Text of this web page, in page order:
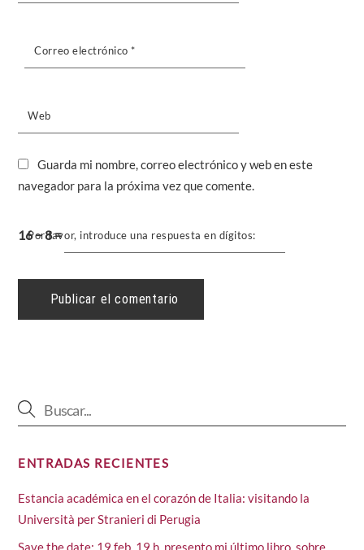
Correo electrónico *
Web
Guarda mi nombre, correo electrónico y web en este
navegador para la próxima vez que comente.
Por favor, introduce una respuesta en dígitos:
16 − 8 =
ENTRADAS RECIENTES
Estancia académica en el corazón de Italia: visitando la
Università per Stranieri di Perugia
Save the date: 19 feb, 19 h, presento mi último libro, sobre